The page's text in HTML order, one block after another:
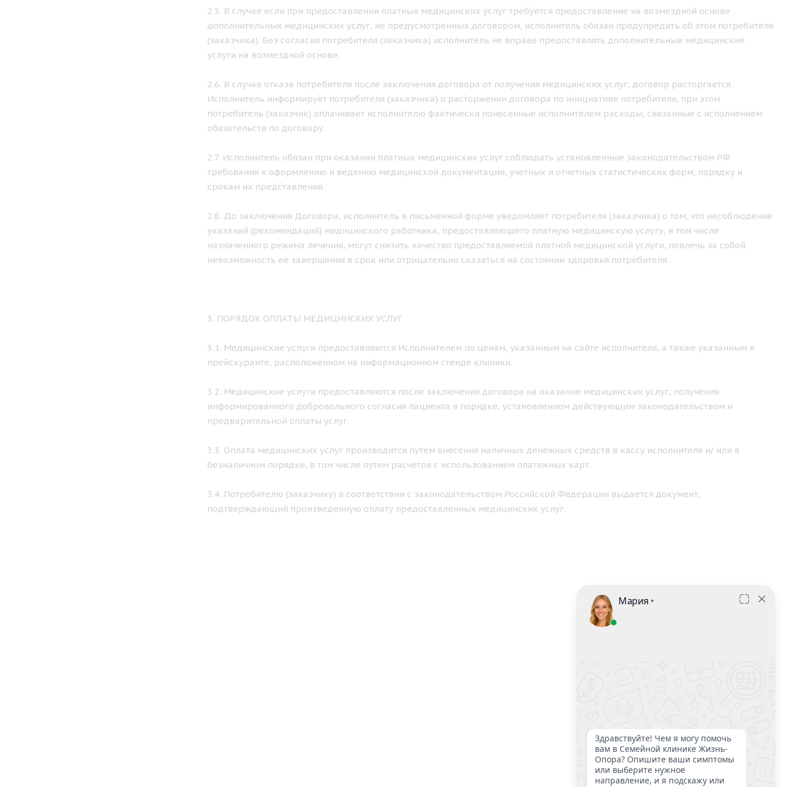
2.5. В случае если при предоставлении платных медицинских услуг требуется предоставление на возмездной основе
дополнительных медицинских услуг, не предусмотренных договором, исполнитель обязан предупредить об этом потребителя
(заказчика). Без согласия потребителя (заказчика) исполнитель не вправе предоставлять дополнительные медицинские
услуги на возмездной основе.
2.6. В случае отказа потребителя после заключения договора от получения медицинских услуг, договор расторгается.
Исполнитель информирует потребителя (заказчика) о расторжении договора по инициативе потребителя, при этом
потребитель (заказчик) оплачивает исполнителю фактически понесенные исполнителем расходы, связанные с исполнением
обязательств по договору.
2.7. Исполнитель обязан при оказании платных медицинских услуг соблюдать установленные законодательством РФ
требования к оформлению и ведению медицинской документации, учетных и отчетных статистических форм, порядку и
срокам их представления.
2.8. До заключения Договора, исполнитель в письменной форме уведомляет потребителя (заказчика) о том, что несоблюдение
указаний (рекомендаций) медицинского работника, предоставляющего платную медицинскую услугу, в том числе
назначенного режима лечения, могут снизить качество предоставляемой платной медицинской услуги, повлечь за собой
невозможность ее завершения в срок или отрицательно сказаться на состоянии здоровья потребителя.
3. ПОРЯДОК ОПЛАТЫ МЕДИЦИНСКИХ УСЛУГ
3.1. Медицинские услуги предоставляются Исполнителем по ценам, указанным на сайте исполнителя, а также указанным в
прейскуранте, расположенном на информационном стенде клиники.
3.2. Медицинские услуги предоставляются после заключения договора на оказание медицинских услуг, получения
информированного добровольного согласия пациента в порядке, установленном действующим законодательством и
предварительной оплаты услуг.
3.3. Оплата медицинских услуг производится путем внесения наличных денежных средств в кассу исполнителя и/ или в
безналичном порядке, в том числе путем расчетов с использованием платежных карт.
3.4. Потребителю (заказчику) в соответствии с законодательством Российской Федерации выдается документ,
подтверждающий произведенную оплату предоставленных медицинских услуг.